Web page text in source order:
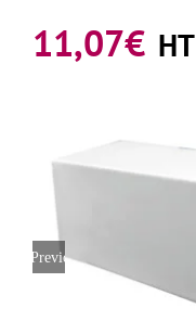
11,07€ HT
Previous